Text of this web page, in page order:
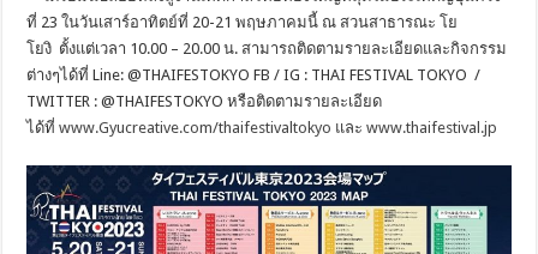
ที่ 23 ในวันเสาร์อาทิตย์ที่ 20-21 พฤษภาคมนี้ ณ สวนสาธารณะ โย
โยงิ ตั้งแต่เวลา 10.00 – 20.00 น. สามารถติดตามรายละเอียดและกิจกรรม
ต่างๆได้ที่ Line: @THAIFESTOKYO FB / IG : THAI FESTIVAL TOKYO /
TWITTER : @THAIFESTOKYO หรือติดตามรายละเอียด
ได้ที่www.Gyucreative.com/thaifestivaltokyo และwww.thaifestival.jp